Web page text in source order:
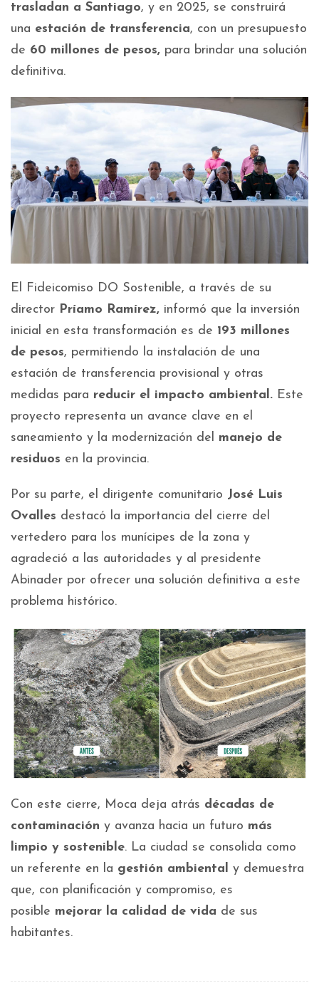
trasladan a Santiago, y en 2025, se construirá
una estación de transferencia, con un presupuesto
de 60 millones de pesos, para brindar una solución
definitiva.
El Fideicomiso DO Sostenible, a través de su
director Príamo Ramírez, informó que la inversión
inicial en esta transformación es de 193 millones
de pesos, permitiendo la instalación de una
estación de transferencia provisional y otras
medidas para reducir el impacto ambiental. Este
proyecto representa un avance clave en el
saneamiento y la modernización del manejo de
residuos en la provincia.
Por su parte, el dirigente comunitario José Luis
Ovalles destacó la importancia del cierre del
vertedero para los munícipes de la zona y
agradeció a las autoridades y al presidente
Abinader por ofrecer una solución definitiva a este
problema histórico.
Con este cierre, Moca deja atrás décadas de
contaminación y avanza hacia un futuro más
limpio y sostenible. La ciudad se consolida como
un referente en la gestión ambiental y demuestra
que, con planificación y compromiso, es
posible mejorar la calidad de vida de sus
habitantes.